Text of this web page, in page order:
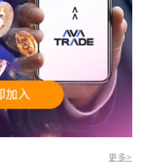
更多>